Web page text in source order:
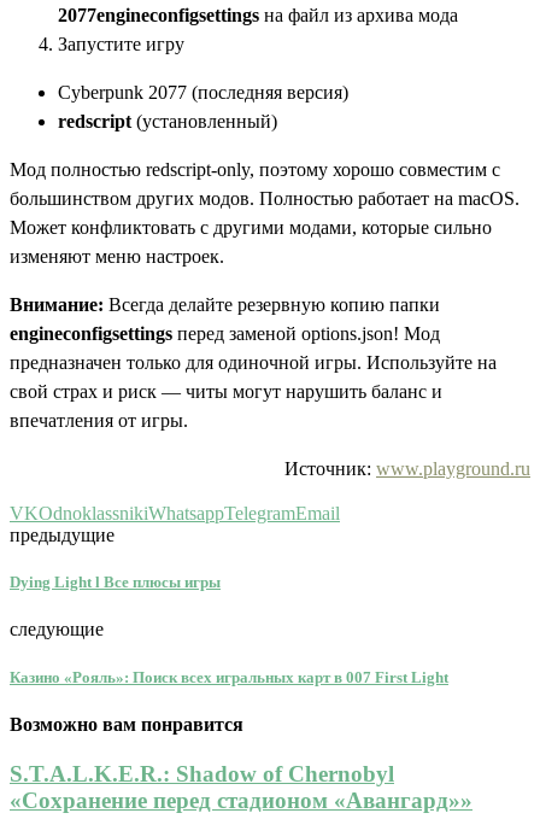
2077engineconfigsettings на файл из архива мода
Запустите игру
Cyberpunk 2077 (последняя версия)
redscript (установленный)
Мод полностью redscript-only, поэтому хорошо совместим с
большинством других модов. Полностью работает на macOS.
Может конфликтовать с другими модами, которые сильно
изменяют меню настроек.
Внимание: Всегда делайте резервную копию папки
engineconfigsettings перед заменой options.json! Мод
предназначен только для одиночной игры. Используйте на
свой страх и риск — читы могут нарушить баланс и
впечатления от игры.
Источник: www.playground.ru
VKOdnoklassnikiWhatsappTelegramEmail
предыдущие
Dying Light l Все плюсы игры
следующие
Казино «Рояль»: Поиск всех игральных карт в 007 First Light
Возможно вам понравится
S.T.A.L.K.E.R.: Shadow of Chernobyl
«Сохранение перед стадионом «Авангард»»